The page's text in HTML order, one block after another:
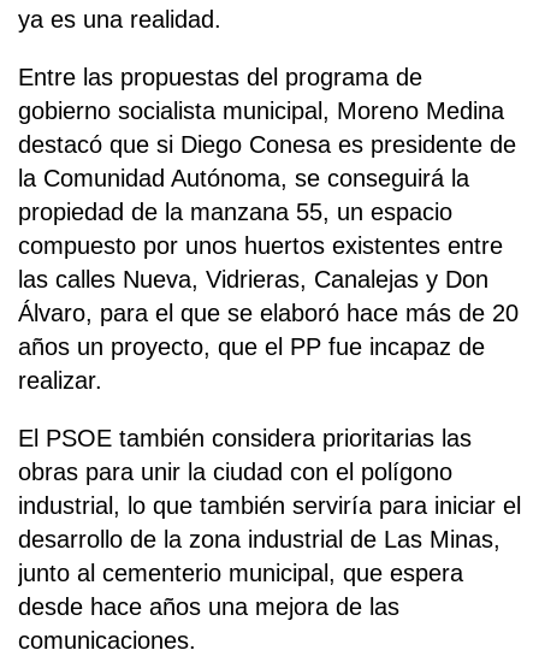
ya es una realidad.
Entre las propuestas del programa de
gobierno socialista municipal, Moreno Medina
destacó que si Diego Conesa es presidente de
la Comunidad Autónoma, se conseguirá la
propiedad de la manzana 55, un espacio
compuesto por unos huertos existentes entre
las calles Nueva, Vidrieras, Canalejas y Don
Álvaro, para el que se elaboró hace más de 20
años un proyecto, que el PP fue incapaz de
realizar.
El PSOE también considera prioritarias las
obras para unir la ciudad con el polígono
industrial, lo que también serviría para iniciar el
desarrollo de la zona industrial de Las Minas,
junto al cementerio municipal, que espera
desde hace años una mejora de las
comunicaciones.